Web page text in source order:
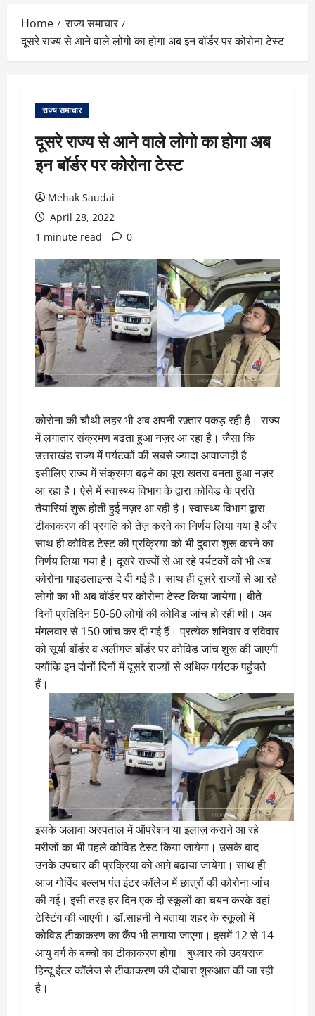
Home
राज्य समाचार
दूसरे राज्य से आने वाले लोगो का होगा अब इन बॉर्डर पर कोरोना टेस्ट
राज्य समाचार
दूसरे राज्य से आने वाले लोगो का होगा अब
इन बॉर्डर पर कोरोना टेस्ट
Mehak Saudai
April 28, 2022
1 minute read
0
कोरोना की चौथी लहर भी अब अपनी रफ़्तार पकड़ रही है। राज्य
में लगातार संक्रमण बढ़ता हुआ नज़र आ रहा है। जैसा कि
उत्तराखंड राज्य में पर्यटकों की सबसे ज्यादा आवाजाही है
इसीलिए राज्य में संक्रमण बढ़ने का पूरा खतरा बनता हुआ नज़र
आ रहा है। ऐसे में स्वास्थ्य विभाग के द्वारा कोविड के प्रति
तैयारियां शुरू होती हुई नज़र आ रही है। स्वास्थ्य विभाग द्वारा
टीकाकरण की प्रगति को तेज़ करने का निर्णय लिया गया है और
साथ ही कोविड टेस्ट की प्रक्रिया को भी दुबारा शुरू करने का
निर्णय लिया गया है। दूसरे राज्यों से आ रहे पर्यटकों को भी अब
कोरोना गाइडलाइन्स दे दी गई है। साथ ही दूसरे राज्यों से आ रहे
लोगो का भी अब बॉर्डर पर कोरोना टेस्ट किया जायेगा। बीते
दिनों प्रतिदिन 50-60 लोगों की कोविड जांच हो रही थी। अब
मंगलवार से 150 जांच कर दी गई हैं। प्रत्येक शनिवार व रविवार
को सूर्या बॉर्डर व अलीगंज बॉर्डर पर कोविड जांच शुरू की जाएगी
क्योंकि इन दोनों दिनों में दूसरे राज्यों से अधिक पर्यटक पहुंचते
हैं।
इसके अलावा अस्पताल में ऑपरेशन या इलाज़ कराने आ रहे
मरीजों का भी पहले कोविड टेस्ट किया जायेगा। उसके बाद
उनके उपचार की प्रक्रिया को आगे बढाया जायेगा। साथ ही
आज गोविंद बल्लभ पंत इंटर कॉलेज में छात्रों की कोरोना जांच
की गई। इसी तरह हर दिन एक-दो स्कूलों का चयन करके वहां
टेस्टिंग की जाएगी। डॉ.साहनी ने बताया शहर के स्कूलों में
कोविड टीकाकरण का कैंप भी लगाया जाएगा। इसमें 12 से 14
आयु वर्ग के बच्चों का टीकाकरण होगा। बुधवार को उदयराज
हिन्दू इंटर कॉलेज से टीकाकरण की दोबारा शुरुआत की जा रही
है।